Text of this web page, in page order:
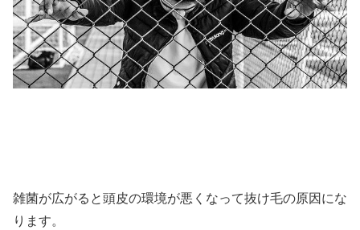
雑菌が広がると頭皮の環境が悪くなって抜け毛の原因にな
ります。